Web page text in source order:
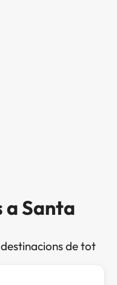
Santa
de tot